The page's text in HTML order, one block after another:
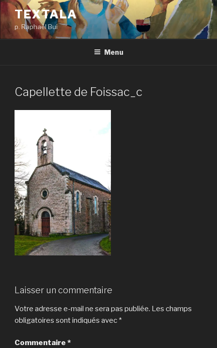
Aller
au
contenu
principal
TEXTALA
p. Raphaël Bui
Menu
Capellette de Foissac_c
Laisser un commentaire
Votre adresse e-mail ne sera pas publiée. Les champs
obligatoires sont indiqués avec *
Commentaire *